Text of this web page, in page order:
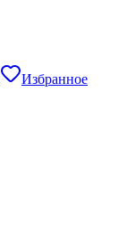
Избранное